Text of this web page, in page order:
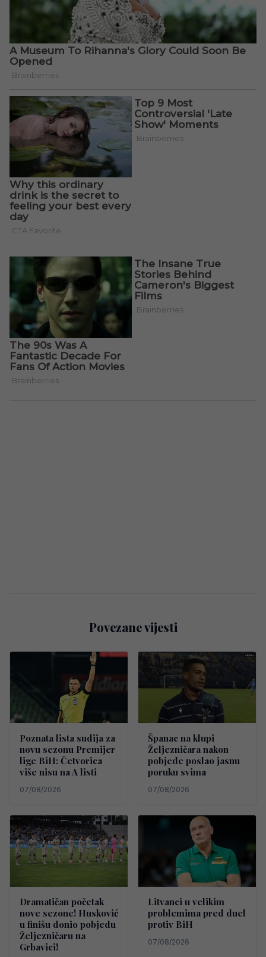
Povezane vijesti
Poznata lista sudija za
novu sezonu Premijer
lige BiH: Četvorica
više nisu na A listi
07/08/2026
Španac na klupi
Željezničara nakon
pobjede poslao jasnu
poruku svima
07/08/2026
Dramatičan početak
nove sezone! Husković
u finišu donio pobjedu
Željezničaru na
Grbavici!
Litvanci u velikim
problemima pred duel
protiv BiH
07/08/2026